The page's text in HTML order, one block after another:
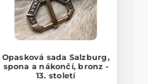
Opasková sada Salzburg,
spona a nákončí, bronz -
13. století